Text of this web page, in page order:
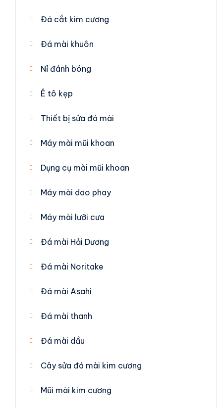
Đá cắt kim cương
Đá mài khuôn
Nỉ đánh bóng
Ê tô kẹp
Thiết bị sửa đá mài
Máy mài mũi khoan
Dụng cụ mài mũi khoan
Máy mài dao phay
Máy mài lưỡi cưa
Đá mài Hải Dương
Đá mài Noritake
Đá mài Asahi
Đá mài thanh
Đá mài dầu
Cây sửa đá mài kim cương
Mũi mài kim cương